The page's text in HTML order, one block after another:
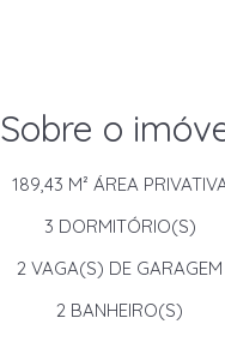
Sobre o
189,43 M² ÁREA
3 DORMITÓRIO(S)
2 VAGA(S) DE GARAGEM
2 BANHEIRO(S)